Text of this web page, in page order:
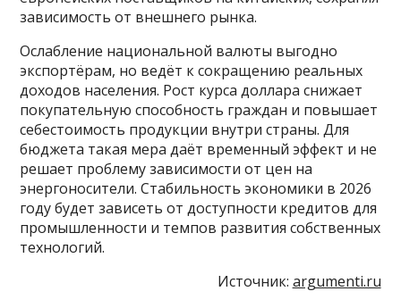
зависимость от внешнего рынка.
Ослабление национальной валюты выгодно
экспортёрам, но ведёт к сокращению реальных
доходов населения. Рост курса доллара снижает
покупательную способность граждан и повышает
себестоимость продукции внутри страны. Для
бюджета такая мера даёт временный эффект и не
решает проблему зависимости от цен на
энергоносители. Стабильность экономики в 2026
году будет зависеть от доступности кредитов для
промышленности и темпов развития собственных
технологий.
Источник: argumenti.ru